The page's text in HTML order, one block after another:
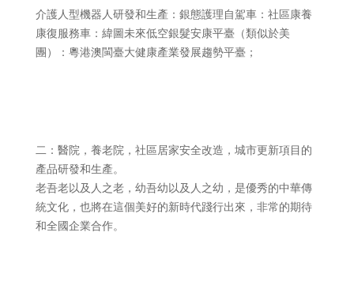
介護人型機器人研發和生產：銀態護理自駕車：社區康養
康復服務車：緯圖未來低空銀髮安康平臺（類似於美
團）：粵港澳閩臺大健康產業發展趨勢平臺；
二：醫院，養老院，社區居家安全改造，城市更新項目的
產品研發和生產。
老吾老以及人之老，幼吾幼以及人之幼，是優秀的中華傳
統文化，也將在這個美好的新時代踐行出來，非常的期待
和全國企業合作。